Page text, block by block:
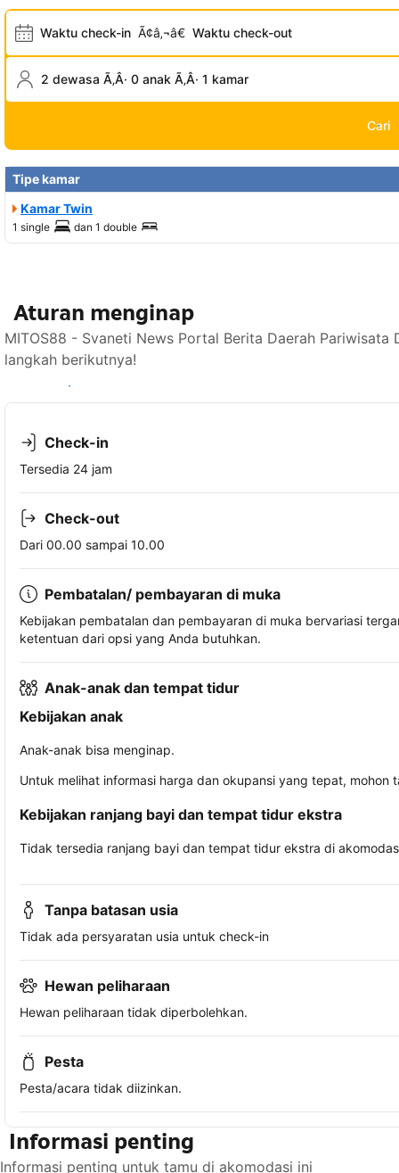
Waktu check-in Ã¢â‚¬â€ Waktu check-out
2 dewasa Ã‚Â· 0 anak Ã‚Â· 1 kamar
Cari
Tipe kamar
Kamar Twin
1 single dan 1 double
Aturan menginap
MITOS88 - Svaneti News Portal Berita Daerah
langkah berikutnya!
Lihat ketersediaan
Check-in
Tersedia 24 jam
Check-out
Dari 00.00 sampai 10.00
Pembatalan/ pembayaran di muka
Kebijakan pembatalan dan pembayaran di muka bervariasi
ketentuan dari opsi yang Anda butuhkan.
Anak-anak dan tempat tidur
Kebijakan anak
Anak-anak bisa menginap.
Untuk melihat informasi harga dan okupansi yang tepat,
Kebijakan ranjang bayi dan tempat tidur ekstra
Tidak tersedia ranjang bayi dan tempat tidur ekstra di
Tanpa batasan usia
Tidak ada persyaratan usia untuk check-in
Hewan peliharaan
Hewan peliharaan tidak diperbolehkan.
Pesta
Pesta/acara tidak diizinkan.
Informasi penting
Informasi penting untuk tamu di akomodasi ini